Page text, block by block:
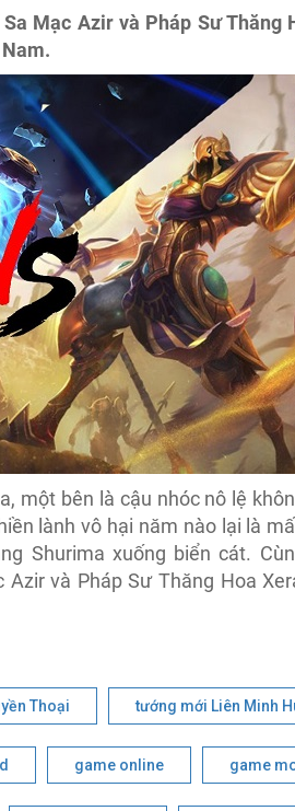
Mạc Azir và Pháp Sư Thăng
một bên là cậu nhóc nô lệ
lành vô hại năm nào lại là
Shurima xuống biển cát.
và Pháp Sư Thăng Hoa
Thoại tướng mới Liên Minh
game online game